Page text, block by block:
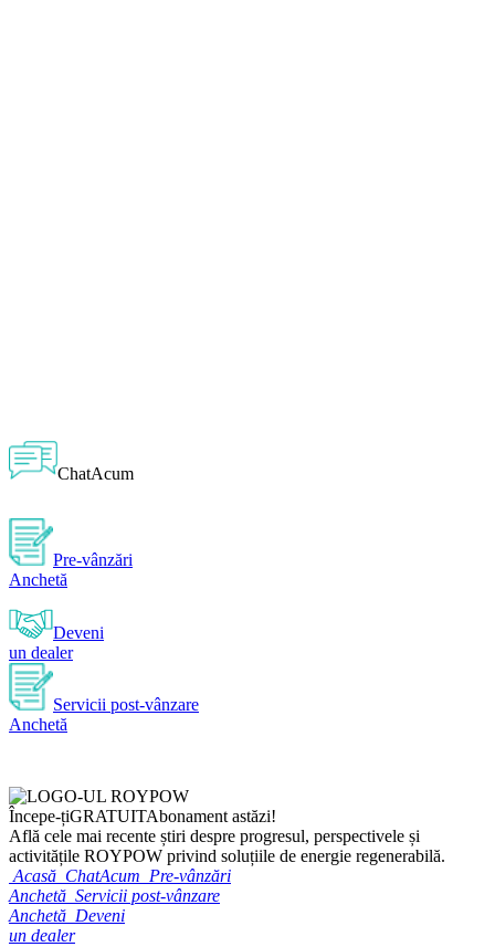
ChatAcum
Pre-vânzări
Anchetă
Deveni
un dealer
Servicii post-vânzare
Anchetă
Începe-țiGRATUITAbonament astăzi!
Află cele mai recente știri despre progresul, perspectivele și
activitățile ROYPOW privind soluțiile de energie regenerabilă.
Acasă ChatAcum Pre-vânzări
Anchetă Servicii post-vânzare
Anchetă Deveni
un dealer